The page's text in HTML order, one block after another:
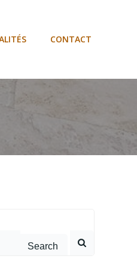
CONTACT